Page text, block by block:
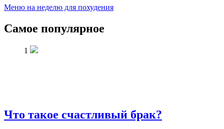
Меню на неделю для похудения
Самое популярное
1
Что такое счастливый брак?